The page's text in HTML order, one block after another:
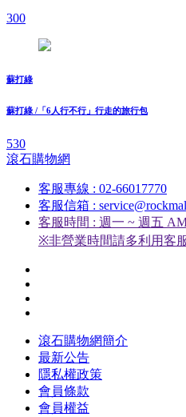
300
蘇打綠
蘇打綠 /「6人行不行」行走的旅行包
530
滾石購物網
客服專線 : 02-66017770
客服信箱 :
客服時間 : 週一 ~ 週五
※非營業時間請多利用客
滾石購物網簡介
最新公告
隱私權政策
會員條款
會員權益